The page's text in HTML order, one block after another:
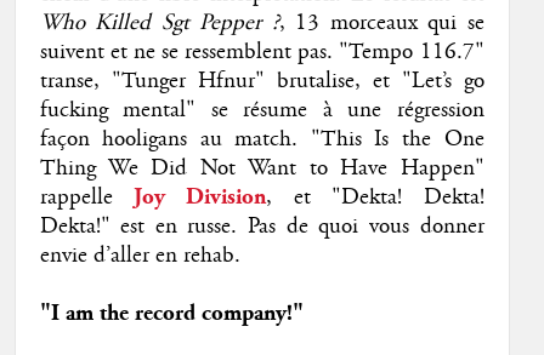
Who Killed Sgt Pepper ?, 13 morceaux qui se
suivent et ne se ressemblent pas. "Tempo 116.7"
transe, "Tunger Hfnur" brutalise, et "Let’s go
fucking mental" se résume à une régression
façon hooligans au match. "This Is the One
Thing We Did Not Want to Have Happen"
rappelleJoy Division, et "Dekta! Dekta!
Dekta!" est en russe. Pas de quoi vous donner
envie d’aller en rehab.
"I am the record company!"